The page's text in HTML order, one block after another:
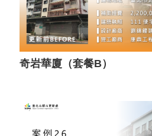
奇岩華廈（套餐B）